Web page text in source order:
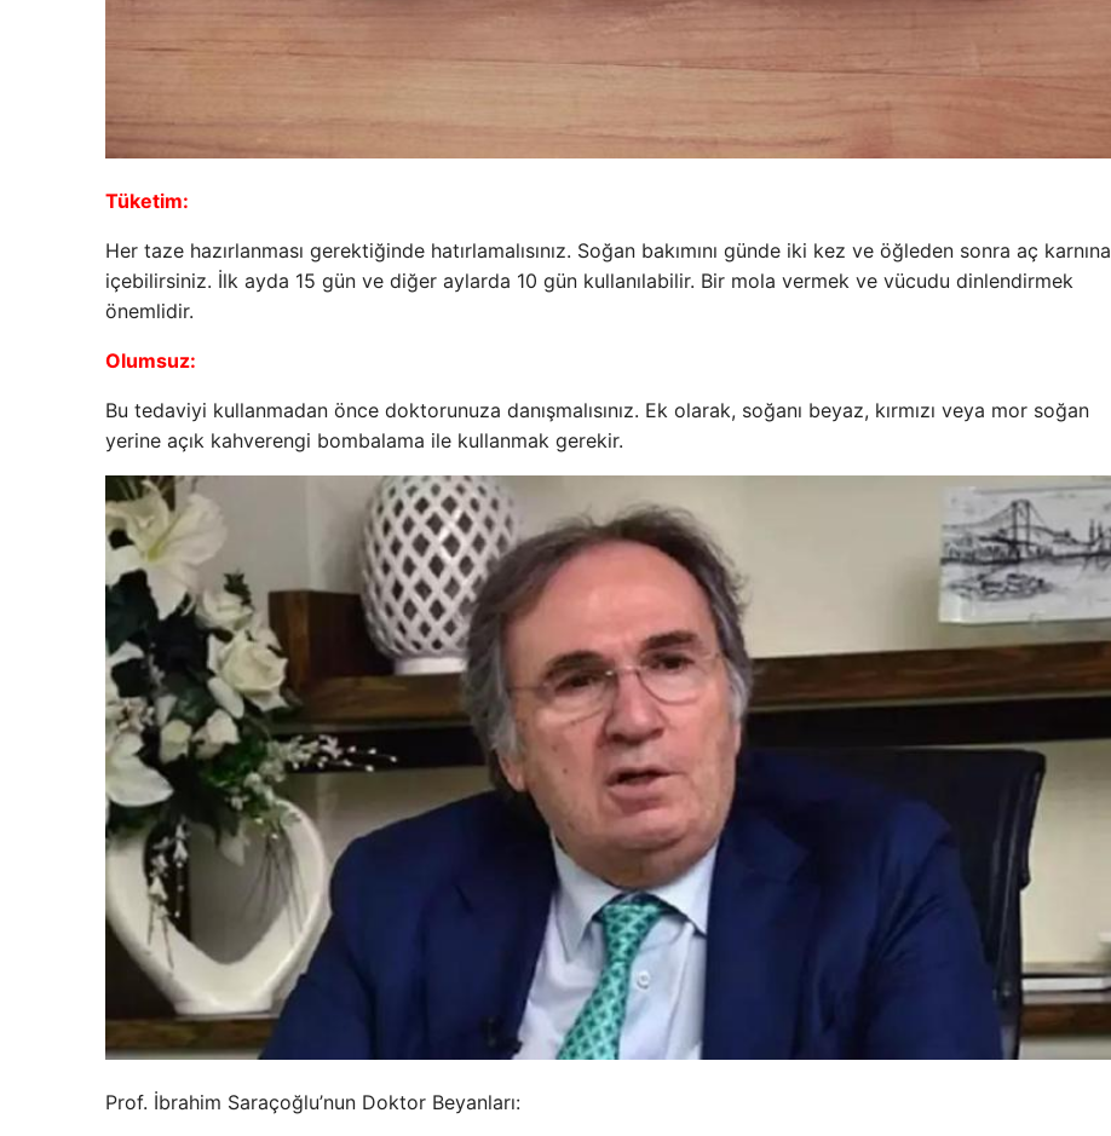
Tüketim:
Her taze hazırlanması gerektiğinde hatırlamalısınız. Soğan bakımını günde iki kez ve öğleden sonra aç karnına
içebilirsiniz. İlk ayda 15 gün ve diğer aylarda 10 gün kullanılabilir. Bir mola vermek ve vücudu dinlendirmek
önemlidir.
Olumsuz:
Bu tedaviyi kullanmadan önce doktorunuza danışmalısınız. Ek olarak, soğanı beyaz, kırmızı veya mor soğan
yerine açık kahverengi bombalama ile kullanmak gerekir.
Prof. İbrahim Saraçoğlu’nun Doktor Beyanları: